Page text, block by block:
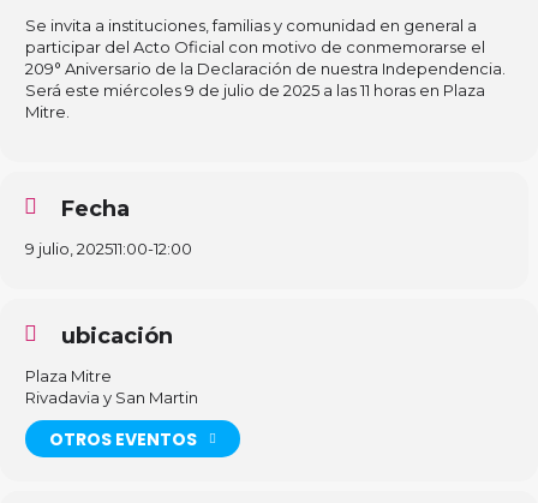
Se invita a instituciones, familias y comunidad en general a
participar del Acto Oficial con motivo de conmemorarse el
209° Aniversario de la Declaración de nuestra Independencia.
Será este miércoles 9 de julio de 2025 a las 11 horas en Plaza
Mitre.
Fecha
9 julio, 202511:00-12:00
ubicación
Plaza Mitre
Rivadavia y San Martin
OTROS EVENTOS